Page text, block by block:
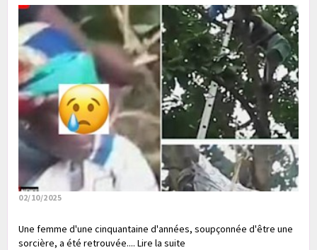
02/10/2025
Une femme d'une cinquantaine d'années, soupçonnée d'être une
sorcière, a été retrouvée.... Lire la suite